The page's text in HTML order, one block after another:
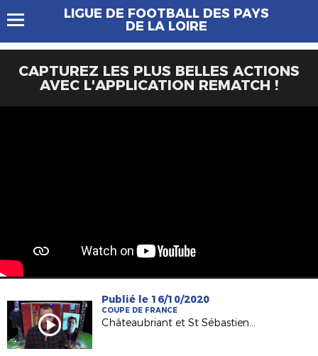
LIGUE DE FOOTBALL DES PAYS
DE LA LOIRE
CAPTUREZ LES PLUS BELLES ACTIONS
AVEC L'APPLICATION REMATCH !
Publié le 16/10/2020
COUPE DE FRANCE
Châteaubriant et St Sébastien sur Loire sur France 3